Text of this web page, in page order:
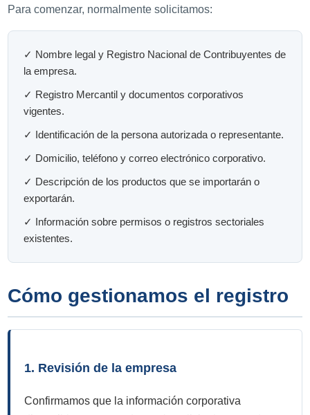
Para comenzar, normalmente solicitamos:
✓ Nombre legal y Registro Nacional de Contribuyentes de
la empresa.
✓ Registro Mercantil y documentos corporativos
vigentes.
✓ Identificación de la persona autorizada o representante.
✓ Domicilio, teléfono y correo electrónico corporativo.
✓ Descripción de los productos que se importarán o
exportarán.
✓ Información sobre permisos o registros sectoriales
existentes.
Cómo gestionamos el registro
1. Revisión de la empresa
Confirmamos que la información corporativa